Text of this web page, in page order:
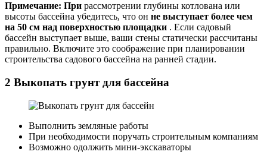
Примечание: При рассмотрении глубины котлована или
высоты бассейна убедитесь, что он не выступает более чем
на 50 см над поверхностью площадки . Если садовый
бассейн выступает выше, ваши стены статически рассчитаны
правильно. Включите это соображение при планировании
строительства садового бассейна на ранней стадии.
2 Выкопать грунт для бассейна
Выполнить земляные работы
При необходимости поручать строительным компаниям
Возможно одолжить мини-экскаваторы